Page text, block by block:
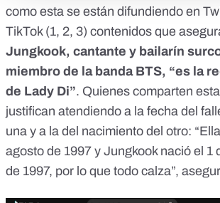
como esta se están difundiendo en
TikTok (1, 2, 3) contenidos que
Jungkook, cantante y bailarín
miembro de la banda BTS, “es la
de Lady Di”. Quienes comparten
justifican atendiendo a la fecha del
una y a la del nacimiento del otro:
agosto de 1997 y Jungkook nació el 1
de 1997, por lo que todo calza”,